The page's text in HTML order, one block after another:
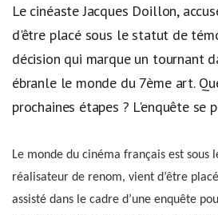
Le cinéaste Jacques Doillon,
d'être placé sous le statut de
décision qui marque un tournant
ébranle le monde du 7ème art.
prochaines étapes ? L'enquête se
Le monde du cinéma français est sous
réalisateur de renom, vient d’être
assisté dans le cadre d’une enquête